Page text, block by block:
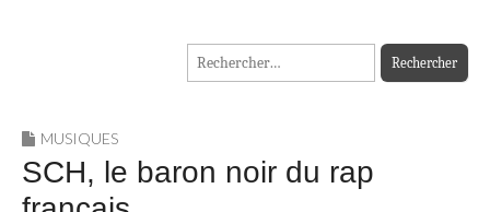
MADININ'ART
Rechercher :
MUSIQUES
SCH, le baron noir du rap